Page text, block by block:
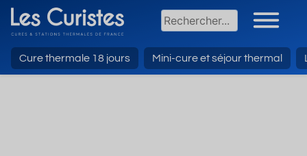
Cure thermale 18 jours Mini-cure et séjour thermal